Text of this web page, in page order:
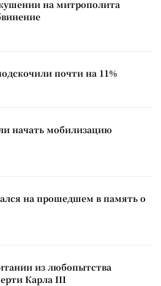
на митрополита
почти на 11%
начать мобилизацию
на прошедшем в память о
из любопытства
Карла III